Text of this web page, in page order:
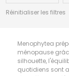
Réinitialiser les filtres
Menophytea
ménopause
silhouette,
quotidiens sont